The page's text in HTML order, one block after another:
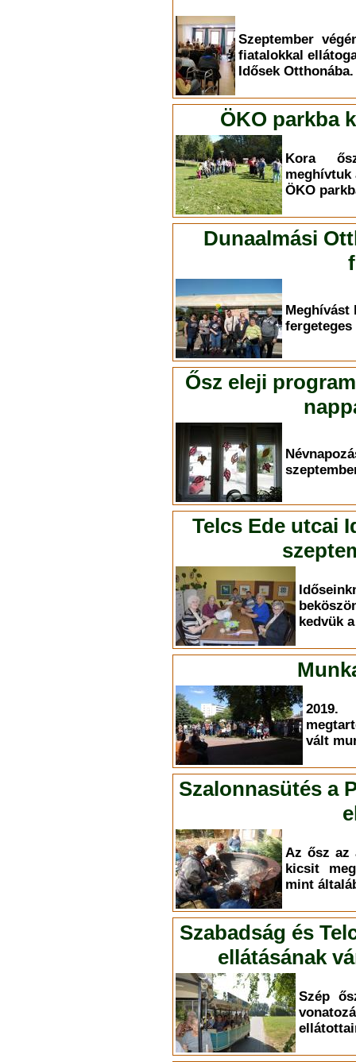
Szeptember
fiatalokkal
Idősek Otthonába.
ÖKO parkba
Kora
meghívtuk
ÖKO
Dunaalmási
Meghívást
Ősz eleji
Telcs Ede utcai
kedvük
vált
Szalonnasütés a
Az ősz az
kicsit
mint
Szabadság és
ellátásának
Szép